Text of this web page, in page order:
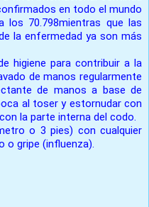
en todo el mundo
70.798mientras que las
la enfermedad ya son más
higiene para contribuir a la
de manos regularmente
de manos a base de
al toser y estornudar con
la parte interna del codo.
o 3 pies) con cualquier
o gripe (influenza).